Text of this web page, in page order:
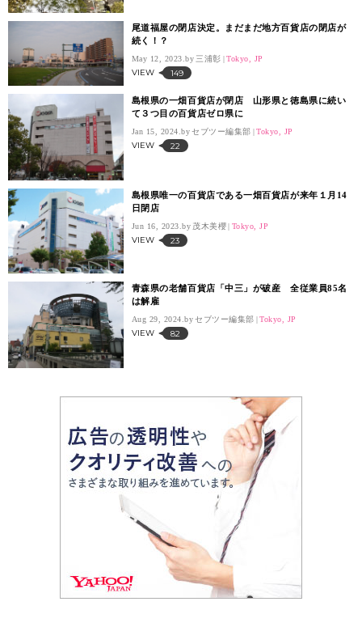
尾道福屋の閉店決定。まだまだ地方百貨店の閉店が
続く！？
May 12, 2023. 三浦彰 Tokyo, JP
VIEW 149
島根県の一畑百貨店が閉店 山形県と徳島県に続い
て３つ目の百貨店ゼロ県に
Jan 15, 2024. セブツー編集部 Tokyo, JP
VIEW 22
島根県唯一の百貨店である一畑百貨店が来年１月14
日閉店
Jun 16, 2023. 茂木美櫻 Tokyo, JP
VIEW 23
青森県の老舗百貨店「中三」が破産 全従業員85名
は解雇
Aug 29, 2024. セブツー編集部 Tokyo, JP
VIEW 82